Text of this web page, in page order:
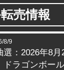
売情報
8/9
選：2026年8
ドラゴンボー